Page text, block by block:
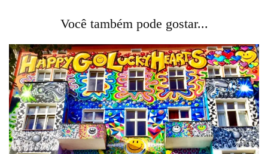
Você também pode gostar...